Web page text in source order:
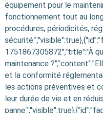
équipement pour le
fonctionnement tout au
procédures, périodicités,
1751867305872","title":"À
maintenance
et la conformité
les actions préventives et
leur durée de vie et en